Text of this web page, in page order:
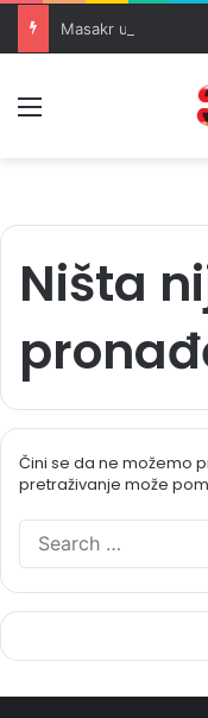
Ništa
Čini se da ne možemo
pretraživanje može